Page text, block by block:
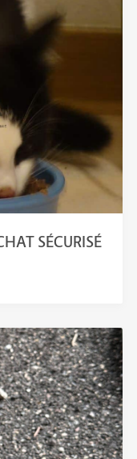
SÉCURISÉ